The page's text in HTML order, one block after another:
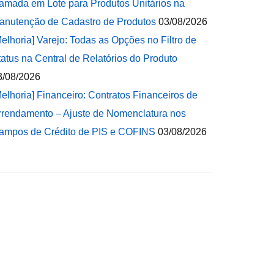
em Lote para Produtos Unitários na
de Cadastro de Produtos 03/08/2026
Varejo: Todas as Opções no Filtro de
na Central de Relatórios do Produto
08/2026
Financeiro: Contratos Financeiros de
– Ajuste de Nomenclatura nos
de Crédito de PIS e COFINS 03/08/2026